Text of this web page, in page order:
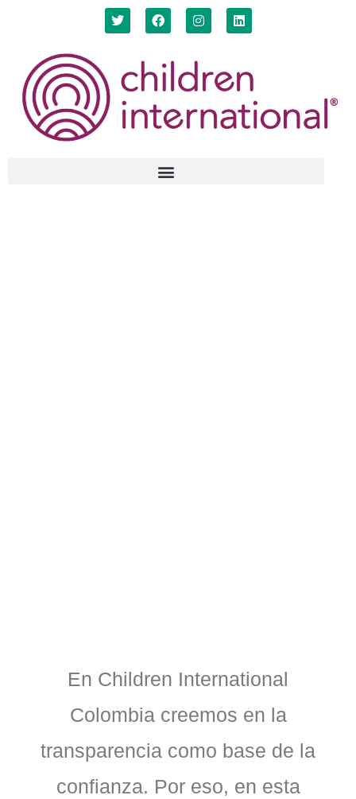
En Children International
Colombia creemos en la
transparencia como base de la
confianza. Por eso, en esta